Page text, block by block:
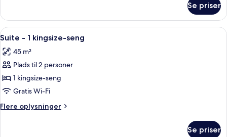
-
udsigt
til
pool
dobbeltværelse
2
senge
til
pool
Se priser
Indlæs
alle
billeder
af
Suite
-
1
kingsize-
Et soveværelse med træloft, seng,
10
Suite - 1 kingsize-seng
45 m²
Plads til 2 personer
1 kingsize-seng
Gratis Wi-Fi
Flere oplysninger
Flere
Se priser